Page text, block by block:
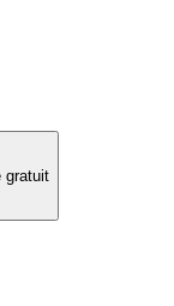
gratuit